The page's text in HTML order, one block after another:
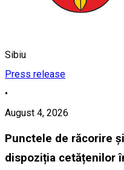
Sibiu
Press release
•
August 4, 2026
Punctele de răcorire
dispoziția cetățenilor